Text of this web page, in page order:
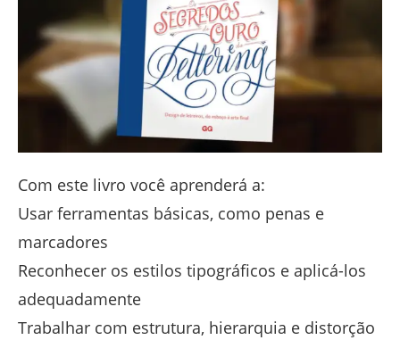
Com este livro você aprenderá a:
Usar ferramentas básicas, como penas e
marcadores
Reconhecer os estilos tipográficos e aplicá-los
adequadamente
Trabalhar com estrutura, hierarquia e distorção